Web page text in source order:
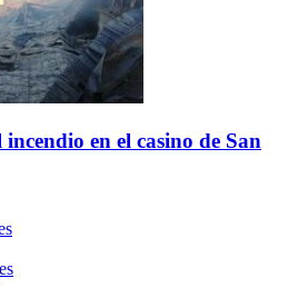
incendio en el casino de San